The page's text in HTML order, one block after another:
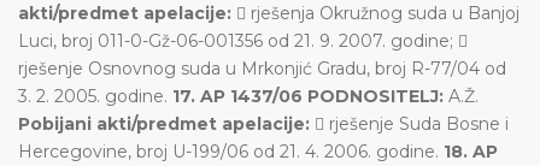
akti/predmet apelacije:  rješenja Okružnog suda u Banjoj
Luci, broj 011-0-Gž-06-001356 od 21. 9. 2007. godine; 
rješenje Osnovnog suda u Mrkonjić Gradu, broj R-77/04 od
3. 2. 2005. godine. 17. AP 1437/06 PODNOSITELJ: A.Ž.
Pobijani akti/predmet apelacije:  rješenje Suda Bosne i
Hercegovine, broj U-199/06 od 21. 4. 2006. godine. 18. AP